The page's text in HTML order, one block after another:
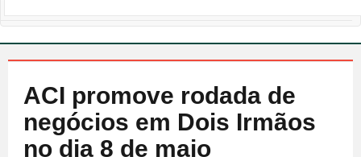
ACI promove rodada de
negócios em Dois Irmãos
no dia 8 de maio